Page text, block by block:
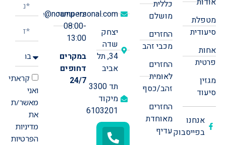
מטפלת
סיעודית
אחות
פרטית
מגזין
סיעוד
אנחנו
בפייסבוק
כללית
מושלם
החזרים
מכבי זהב
החזרים
לאומית
זהב/כסף
החזרים
מאוחדת
עדיף
office@noampersonal.com
יצחק
שדה
34, תל
אביב
תד 3300
מיקוד
6103201
ימי שישי:
08:00-
13:00
במקרים
דחופים
24/7
קראתי
ואני
מאשר/ת
את
מדיניות
הפרטיות